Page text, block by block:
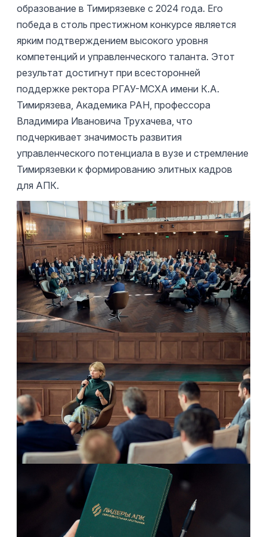
образование в Тимирязевке с 2024 года. Его
победа в столь престижном конкурсе является
ярким подтверждением высокого уровня
компетенций и управленческого таланта. Этот
результат достигнут при всесторонней
поддержке ректора РГАУ-МСХА имени К.А.
Тимирязева, Академика РАН, профессора
Владимира Ивановича Трухачева, что
подчеркивает значимость развития
управленческого потенциала в вузе и стремление
Тимирязевки к формированию элитных кадров
для АПК.